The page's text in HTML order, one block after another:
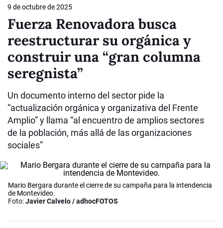
9 de octubre de 2025
Fuerza Renovadora busca
reestructurar su orgánica y
construir una “gran columna
seregnista”
Un documento interno del sector pide la
“actualización orgánica y organizativa del Frente
Amplio” y llama “al encuentro de amplios sectores
de la población, más allá de las organizaciones
sociales”
Mario Bergara durante el cierre de su campaña para la intendencia
de Montevideo.
Foto:Javier Calvelo / adhocFOTOS